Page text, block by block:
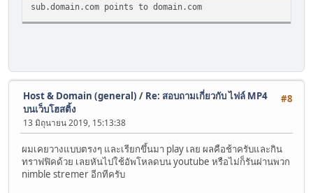
sub.domain.com points to domain.com
#8
Host & Domain (general) / Re: สอบถามเกี่ยวกับ ไฟล์ MP4
บนเว็บโฮสติ้ง
13 มิถุนายน 2019, 15:13:38
ผมเคยวางแบบตรงๆ และเรียกขึ้นมา play เลย ผลคือช้าครับและกิน
ทราฟฟิคด้วย เลยหันไปใช้อัพโหลดบน youtube หรือไม่ก็รันผ่านพวก
nimble stremer อีกทีครับ